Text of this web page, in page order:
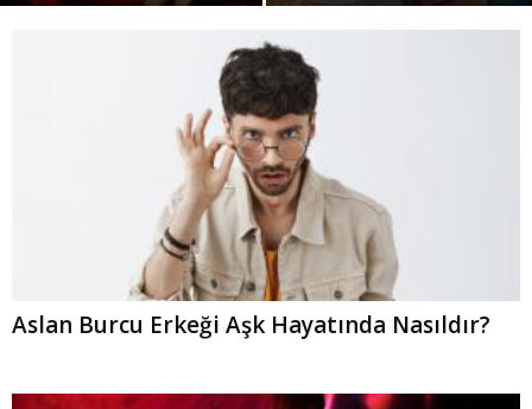
Aslan Burcu Erkeği Aşk Hayatında Nasıldır?